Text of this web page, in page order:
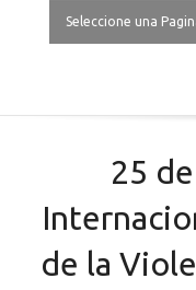
Seleccione una
25
de la